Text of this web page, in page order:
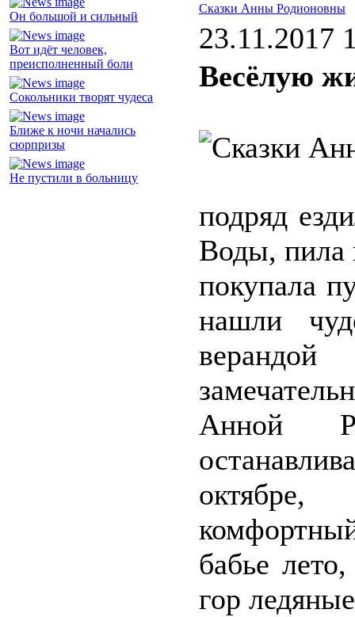
Он большой и сильный
Вот идёт человек,
преисполненный боли
Сокольники творят чудеса
Ближе к ночи начались
сюрпризы
Не пустили в больницу
Сказки Анны Родионовны
23.11.2017
Весёлую
подряд
Воды, пила
покупала
нашли
Анной
бабье
гор